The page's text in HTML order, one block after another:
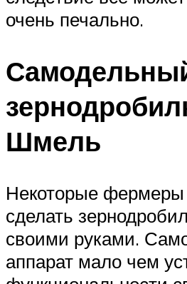
очень печально.
Шмель
Некоторые фермеры
сделать
своими руками.
аппарат мало чем